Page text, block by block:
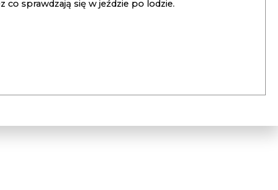
co sprawdzają się w jeździe po lodzie.